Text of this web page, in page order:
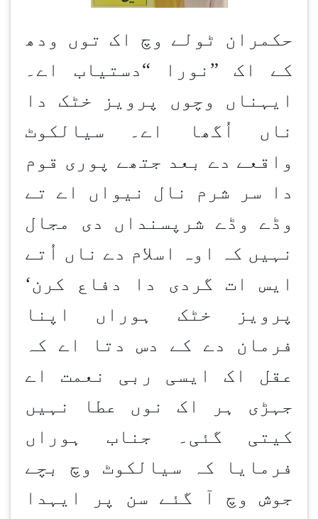
حکمران ٹولے وچ اک توں ودھ
کے اک ” نورا “دستیاب اے۔
ایہناں وچوں پرویز خٹک دا
ناں اُگھا اے۔ سیالکوٹ
واقعے دے بعد جتھے پوری قوم
دا سر شرم نال نیواں اے تے
وڈے وڈے شرپسنداں دی مجال
نہیں کہ اوہ اسلام دے ناں اُتے
ایس ات گردی دا دفاع کرن‘
پرویز خٹک ہوراں اپنا
فرمان دے کے دس دتا اے کہ
عقل اک ایسی ربی نعمت اے
جہڑی ہر اک نوں عطا نہیں
کیتی گئی۔ جناب ہوراں
فرمایا کہ سیالکوٹ وچ بچے
جوش وچ آ گئے سن پر ایہدا